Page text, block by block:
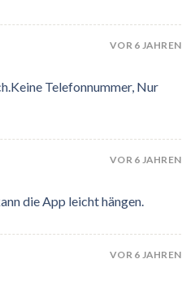
VOR 6 JAHREN
Telefonnummer, Nur
VOR 6 JAHREN
die App leicht hängen.
VOR 6 JAHREN